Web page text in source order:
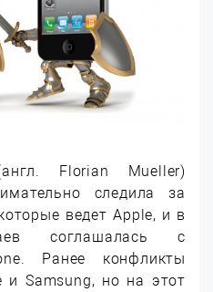
Florian Mueller)
следила за
ведет Apple, и в
соглашалась с
Ранее конфликты
и Samsung, но на этот